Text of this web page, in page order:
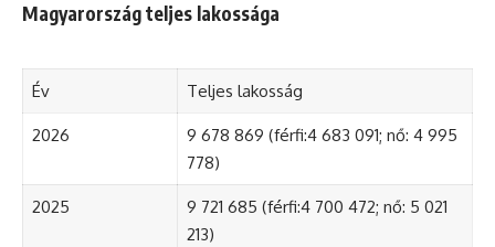
Magyarország teljes lakossága
Év Teljes lakosság
2026
9 678 869 (férfi:4 683 091; nő: 4 995
778)
2025
9 721 685 (férfi:4 700 472; nő: 5 021
213)